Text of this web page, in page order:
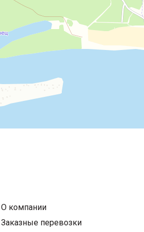
О компании
Заказные перевозки